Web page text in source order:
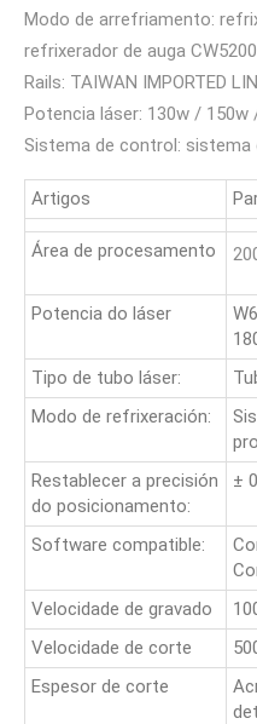
Modo de arrefriamento:
refrixerador de auga CW5200
Rails: TAIWAN IMPORTED
Potencia láser: 130w / 150w
Sistema de control: sistema
Artigos
Área de procesamento
Potencia do láser
Tipo de tubo láser:
Modo de refrixeración:
Restablecer a precisión
do posicionamento:
±
Software compatible:
Velocidade de gravado
Velocidade de corte
Espesor de corte